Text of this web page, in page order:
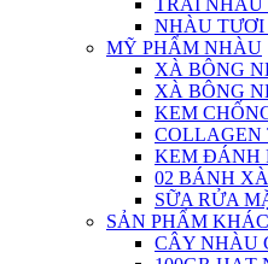
TRÁI NHÀU
NHÀU
MỸ PHẨM NHÀU
XÀ BÔNG
XÀ BÔNG
KEM
KEM ĐÁNH
02 BÁNH
SỮA RỬA
SẢN PHẨM
CÂY NHÀU